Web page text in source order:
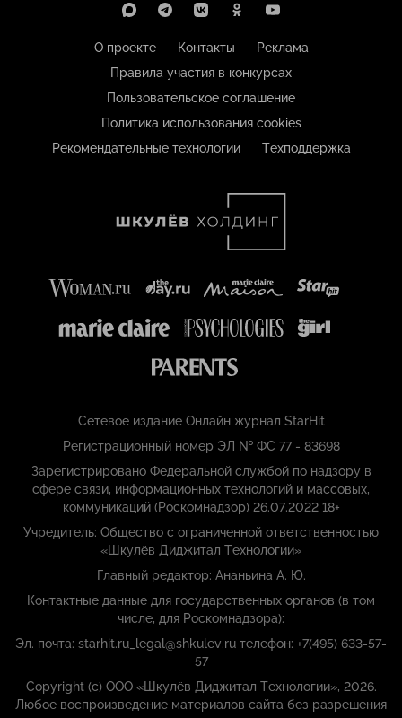
О проекте Контакты
Реклама
Правила участия в конкурсах
Пользовательское соглашение
Политика использования cookies
Рекомендательные технологии
Техподдержка
Сетевое издание Онлайн журнал StarHit
Регистрационный номер ЭЛ № ФС 77 - 83698
Зарегистрировано Федеральной службой по надзору в
сфере связи, информационных технологий и массовых,
коммуникаций (Роскомнадзор) 26.07.2022 18+
Учредитель: Общество с ограниченной ответственностью
«Шкулёв Диджитал Технологии»
Главный редактор: Ананьина А. Ю.
Контактные данные для государственных органов (в том
числе, для Роскомнадзора):
Эл. почта: starhit.ru_legal@shkulev.ru телефон: +7(495) 633-57-
57
Copyright (с) ООО «Шкулёв Диджитал Технологии», 2026.
Любое воспроизведение материалов сайта без разрешения